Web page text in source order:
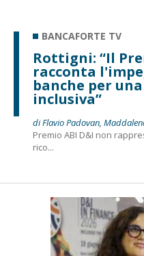
BANCAFORTE TV
Rottigni: “Il
racconta
banche per
inclusiva”
di Flavio Padovan,
Premio ABI D&I non
rico...